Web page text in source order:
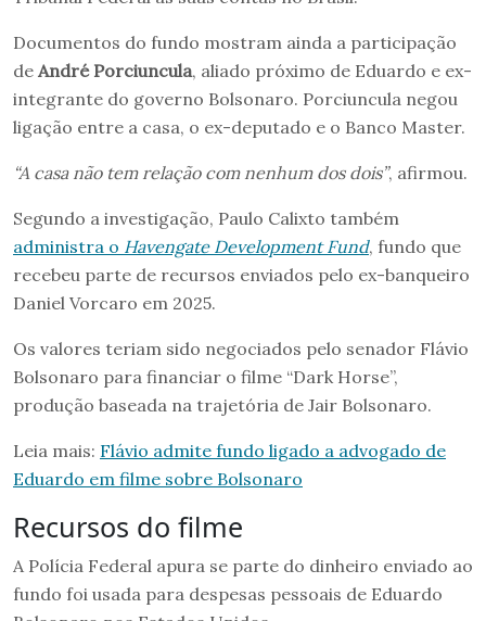
Documentos do fundo mostram ainda a participação
de André Porciuncula, aliado próximo de Eduardo e ex-
integrante do governo Bolsonaro. Porciuncula negou
ligação entre a casa, o ex-deputado e o Banco Master.
“A casa não tem relação com nenhum dos dois”, afirmou.
Segundo a investigação, Paulo Calixto também
administra o Havengate Development Fund, fundo que
recebeu parte de recursos enviados pelo ex-banqueiro
Daniel Vorcaro em 2025.
Os valores teriam sido negociados pelo senador Flávio
Bolsonaro para financiar o filme “Dark Horse”,
produção baseada na trajetória de Jair Bolsonaro.
Leia mais: Flávio admite fundo ligado a advogado de
Eduardo em filme sobre Bolsonaro
Recursos do filme
A Polícia Federal apura se parte do dinheiro enviado ao
fundo foi usada para despesas pessoais de Eduardo